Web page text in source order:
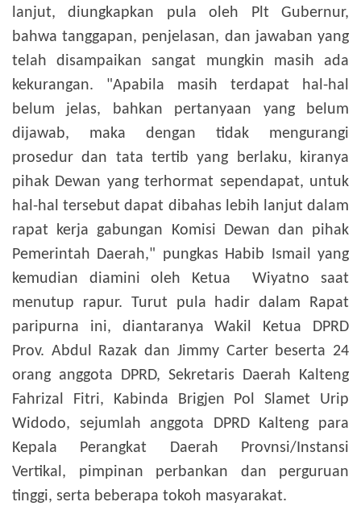
lanjut, diungkapkan pula oleh Plt Gubernur,
bahwa tanggapan, penjelasan, dan jawaban yang
telah disampaikan sangat mungkin masih ada
kekurangan. "Apabila masih terdapat hal-hal
belum jelas, bahkan pertanyaan yang belum
dijawab, maka dengan tidak mengurangi
prosedur dan tata tertib yang berlaku, kiranya
pihak Dewan yang terhormat sependapat, untuk
hal-hal tersebut dapat dibahas lebih lanjut dalam
rapat kerja gabungan Komisi Dewan dan pihak
Pemerintah Daerah," pungkas Habib Ismail yang
kemudian diamini oleh Ketua Wiyatno saat
menutup rapur. Turut pula hadir dalam Rapat
paripurna ini, diantaranya Wakil Ketua DPRD
Prov. Abdul Razak dan Jimmy Carter beserta 24
orang anggota DPRD, Sekretaris Daerah Kalteng
Fahrizal Fitri, Kabinda Brigjen Pol Slamet Urip
Widodo, sejumlah anggota DPRD Kalteng para
Kepala Perangkat Daerah Provnsi/Instansi
Vertikal, pimpinan perbankan dan perguruan
tinggi, serta beberapa tokoh masyarakat.